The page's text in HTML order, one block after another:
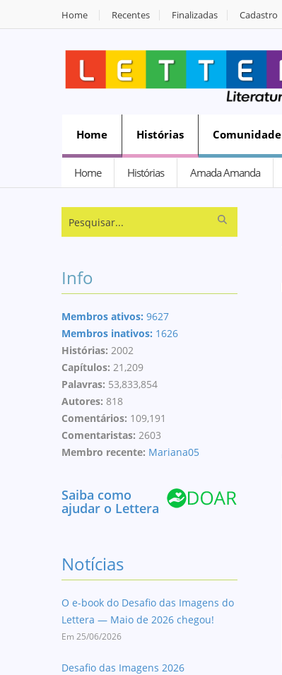
Home Recentes Finalizadas Cadastro
Home Histórias Comunidade
Home Histórias Amada Amanda
Info
Membros ativos: 9627
Membros inativos: 1626
Histórias: 2002
Capítulos: 21,209
Palavras: 53,833,854
Autores: 818
Comentários: 109,191
Comentaristas: 2603
Membro recente: Mariana05
Saiba como
ajudar o Lettera
Notícias
O e-book do Desafio das Imagens do
Lettera — Maio de 2026 chegou!
Em 25/06/2026
Desafio das Imagens 2026